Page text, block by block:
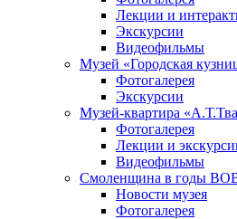
Лекции и
Экскурсии
Видеофильмы
Музей «Городская
Фотогалерея
Экскурсии
Музей-квартира
Фотогалерея
Лекции и
Видеофильмы
Смоленщина в годы ВОВ
Новости музея
Фотогалерея